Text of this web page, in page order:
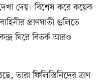
দেয়। বিশেষ করে কয়েক
প্রাণঘাতী গুলিতে
ঘিরে বিতর্ক আরও
তারা ফিলিস্তিনিদের ত্রাণ